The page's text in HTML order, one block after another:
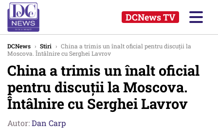
DCNews TV
DCNews › Stiri › China a trimis un înalt oficial pentru discuții la
Moscova. Întâlnire cu Serghei Lavrov
China a trimis un înalt oficial
pentru discuții la Moscova.
Întâlnire cu Serghei Lavrov
Autor:Dan Carp